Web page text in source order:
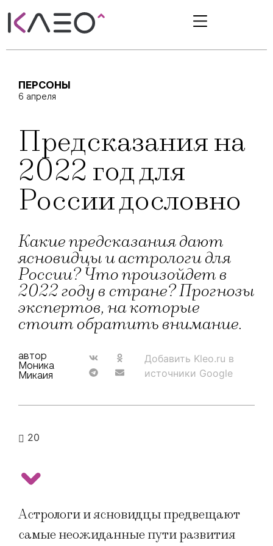
ПЕРСОНЫ
6 апреля
Предсказания на
2022 год для
России дословно
Какие предсказания дают
ясновидцы и астрологи для
России? Что произойдет в
2022 году в стране? Прогнозы
экспертов, на которые
стоит обратить внимание.
автор
Моника
Микаия
Добавить Kleo.ru в
источники Google
20
Астрологи и ясновидцы предвещают
самые неожиданные пути развития